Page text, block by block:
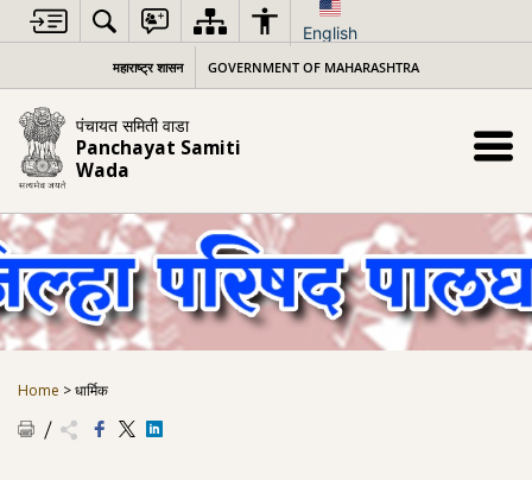
content
English
महाराष्ट्र शासन GOVERNMENT OF MAHARASHTRA
पंचायत समिती वाडा
Panchayat Samiti
Wada
Home >धार्मिक